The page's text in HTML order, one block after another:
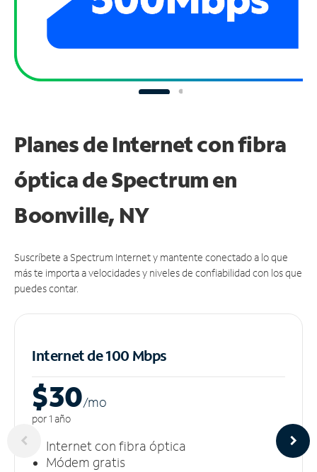
Planes de Internet con fibra
óptica de Spectrum en
Boonville, NY
Suscríbete a Spectrum Internet y mantente conectado a lo que
más te importa a velocidades y niveles de confiabilidad con los que
puedes contar.
Internet de 100 Mbps
$30/mo
por 1 año
Internet con fibra óptica
Módem gratis